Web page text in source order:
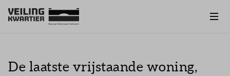
De laatste vrijstaande woning,